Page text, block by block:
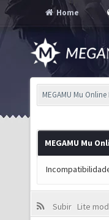
Home
MEGAMU Mu
MEGAMU Mu
Subir Lite